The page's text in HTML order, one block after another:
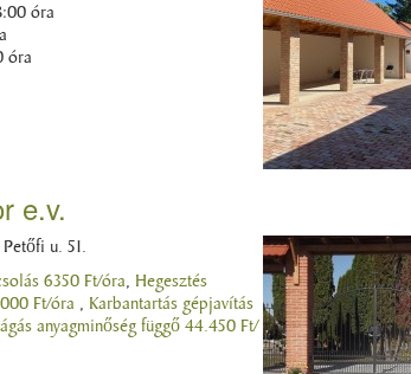
óra
óra
e.v.
u. 51.
6350 Ft/óra, Hegesztés
Ft/óra , Karbantartás gépjavítás
anyagminőség függő 44.450 Ft/